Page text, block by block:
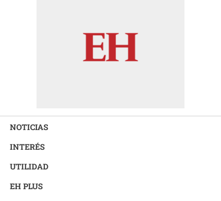
NOTICIAS
INTERÉS
UTILIDAD
EH PLUS